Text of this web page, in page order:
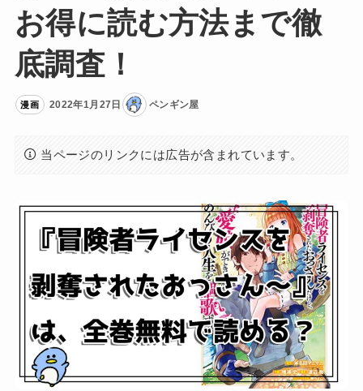
お得に読む方法まで徹
底調査！
漫画 2022年1月27日 ペンギン屋
当ページのリンクには広告が含まれています。